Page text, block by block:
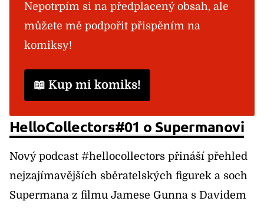
Nepotrpím si na předplacený obsah, ale
můžete mě podpořit přispěním na
komiksy!
📖 Kup mi komiks!
HelloCollectors#01 o Supermanovi
Nový podcast #hellocollectors přináší přehled
nejzajímavějších sběratelských figurek a soch
Supermana z filmu Jamese Gunna s Davidem